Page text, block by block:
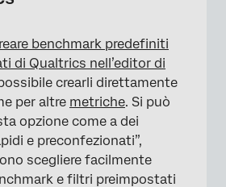
benchmark predefiniti
di Qualtrics nell’editor di
crearli direttamente
per altre metriche. Si può
opzione come a dei
e preconfezionati”,
scegliere facilmente
e filtri preimpostati